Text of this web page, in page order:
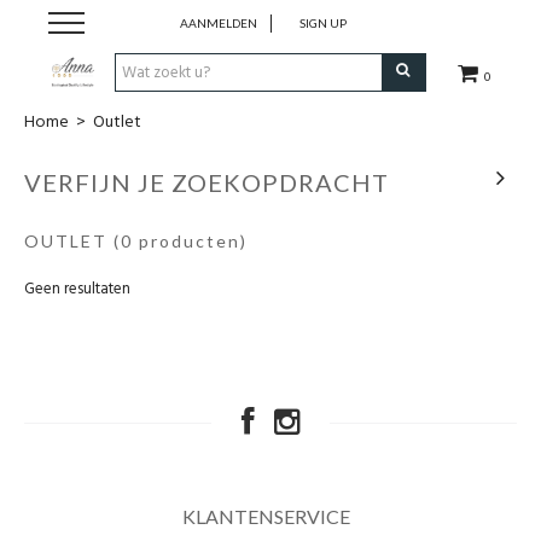
0
AANMELDEN SIGN UP
Home
Kleding
Wie is Anna 1909
Home > Outlet
VERFIJN JE ZOEKOPDRACHT
OUTLET (0 producten)
Geen resultaten
KLANTENSERVICE